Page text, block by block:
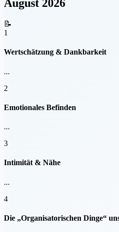
August 2026
📝
1
Wertschätzung & Dankbarkeit
...
2
Emotionales Befinden
...
3
Intimität & Nähe
...
4
Die „Organisatorischen Dinge“